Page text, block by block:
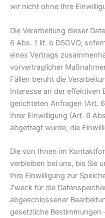
wir nicht ohne Ihre
Die Verarbeitung dieser
6 Abs. 1 lit. b DSGVO,
eines Vertrags
vorvertraglicher
Fällen beruht die
Interesse an der effektiven
gerichteten Anfragen (Art.
Ihrer Einwilligung (Art. 6
abgefragt wurde; die
Die von Ihnen im
verbleiben bei uns, bis Sie
Ihre Einwilligung zur
Zweck für die
abgeschlossener
gesetzliche Bestimmungen